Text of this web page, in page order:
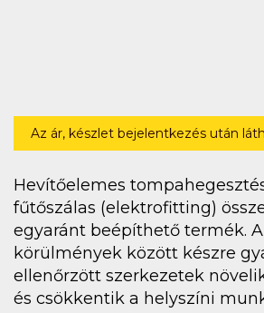
Az ár, készlet bejelentkezés után
Hevítőelemes
fűtőszálas (elektrofitting)
egyaránt beépíthető termék.
körülmények között készre
ellenőrzött szerkezetek
és csökkentik a helyszíni